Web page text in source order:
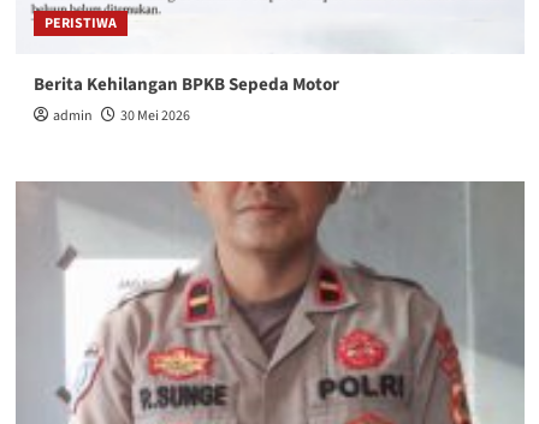
PERISTIWA
Berita Kehilangan BPKB Sepeda Motor
admin 30 Mei 2026